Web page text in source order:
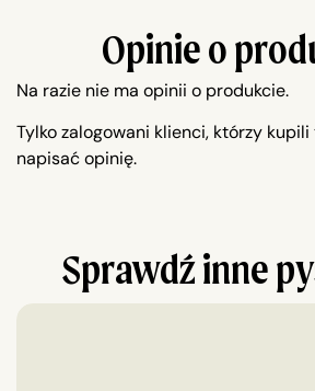
Opinie o
Na razie nie ma opinii o produkcie.
Tylko zalogowani klienci, którzy
napisać opinię.
Sprawdź inne